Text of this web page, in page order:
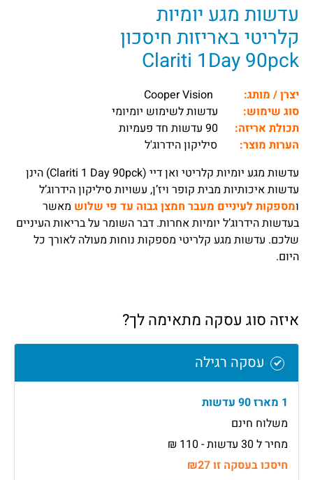
עדשות מגע יומיות
קלריטי באריזות חיסכון
Clariti 1Day 90pck
יצרן / מותג:
סוג שימוש:
עדשות לשימוש יומיומי
תכולת אריזה:
הערות מוצר:
סיליקון הידרוג'ל
עדשות מגע יומיות קלריטי ואן דיי (Clariti 1 Day 90pck) הינן
עדשות איכותיות מבית קופר ויז’ן, עשויות סיליקון הידרוג’ל
ומספקות לעיניים מעבר חמצן גבוה עד פי שלוש מאשר
בעדשות הידרוג’ל יומיות אחרות. דבר השומר על בריאות העיניים
שלכם. עדשות מגע קלריטי מספקות נוחות מעולה לאורך כל
היום.
איזה סוג עסקה מתאימה לך?
עסקה רגילה
1 מארז 90 עדשות
משלוח חינם
מחיר ל 30 עדשות - 110 ₪
חיסכו בעסקה זו ₪27